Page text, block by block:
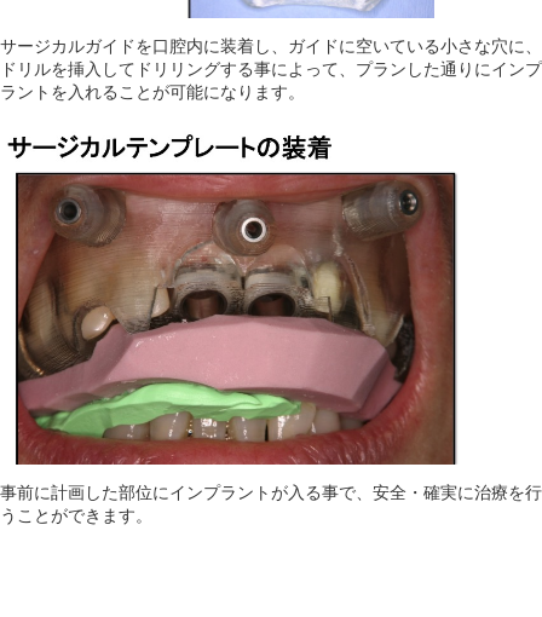
サージカルガイドを口腔内に装着し、ガイドに空いている小さな穴に、
ドリルを挿入してドリリングする事によって、プランした通りにインプ
ラントを入れることが可能になります。
事前に計画した部位にインプラントが入る事で、安全・確実に治療を行
うことができます。